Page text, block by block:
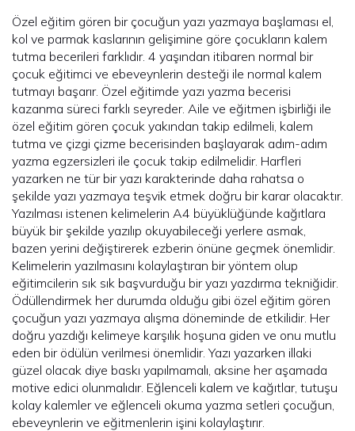
Özel eğitim gören bir çocuğun yazı yazmaya başlaması el,
kol ve parmak kaslarının gelişimine göre çocukların kalem
tutma becerileri farklıdır. 4 yaşından itibaren normal bir
çocuk eğitimci ve ebeveynlerin desteği ile normal kalem
tutmayı başarır. Özel eğitimde yazı yazma becerisi
kazanma süreci farklı seyreder. Aile ve eğitmen işbirliği ile
özel eğitim gören çocuk yakından takip edilmeli, kalem
tutma ve çizgi çizme becerisinden başlayarak adım-adım
yazma egzersizleri ile çocuk takip edilmelidir. Harfleri
yazarken ne tür bir yazı karakterinde daha rahatsa o
şekilde yazı yazmaya teşvik etmek doğru bir karar olacaktır.
Yazılması istenen kelimelerin A4 büyüklüğünde kağıtlara
büyük bir şekilde yazılıp okuyabileceği yerlere asmak,
bazen yerini değiştirerek ezberin önüne geçmek önemlidir.
Kelimelerin yazılmasını kolaylaştıran bir yöntem olup
eğitimcilerin sık sık başvurduğu bir yazı yazdırma tekniğidir.
Ödüllendirmek her durumda olduğu gibi özel eğitim gören
çocuğun yazı yazmaya alışma döneminde de etkilidir. Her
doğru yazdığı kelimeye karşılık hoşuna giden ve onu mutlu
eden bir ödülün verilmesi önemlidir. Yazı yazarken illaki
güzel olacak diye baskı yapılmamalı, aksine her aşamada
motive edici olunmalıdır. Eğlenceli kalem ve kağıtlar, tutuşu
kolay kalemler ve eğlenceli okuma yazma setleri çocuğun,
ebeveynlerin ve eğitmenlerin işini kolaylaştırır.